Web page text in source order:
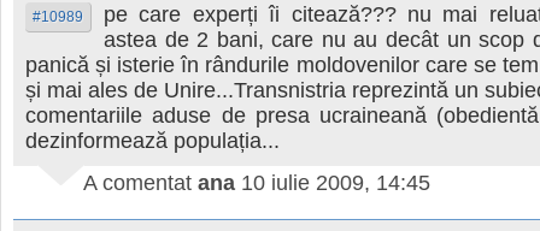
#10989
pe care experți îi citează??? nu mai
astea de 2 bani, care nu au decât un scop
panică și isterie în rândurile moldovenilor care se
și mai ales de Unire...Transnistria reprezintă un
comentariile aduse de presa ucraineană
dezinformează populația...
A comentat ana 10 iulie 2009, 14:45